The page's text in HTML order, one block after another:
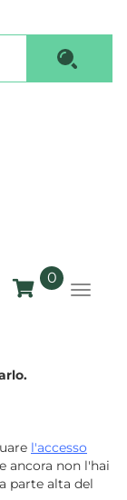
0prodotti
inseriti
l'accesso
ancora non l'hai
parte alta del